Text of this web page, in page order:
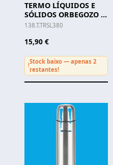
TERMO LÍQUIDOS E
SÓLIDOS ORBEGOZO -
TRSL 380
138.T.TRSL380
15,90 €
!
Stock baixo — apenas 2
restantes!